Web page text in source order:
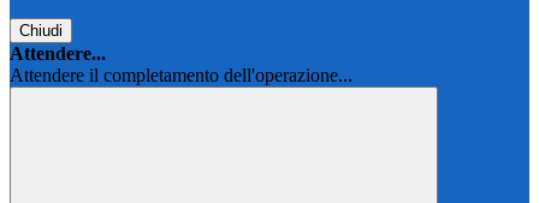
Chiudi
Attendere...
Attendere il completamento dell'operazione...